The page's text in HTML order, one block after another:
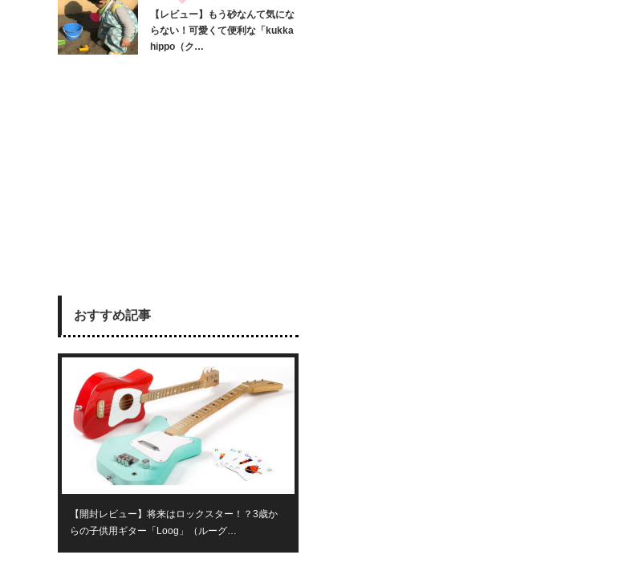
【レビュー】もう砂なんて気にな
らない！可愛くて便利な「kukka
hippo（ク…
おすすめ記事
【開封レビュー】将来はロックスター！？3歳か
らの子供用ギター「Loog」（ルーグ…